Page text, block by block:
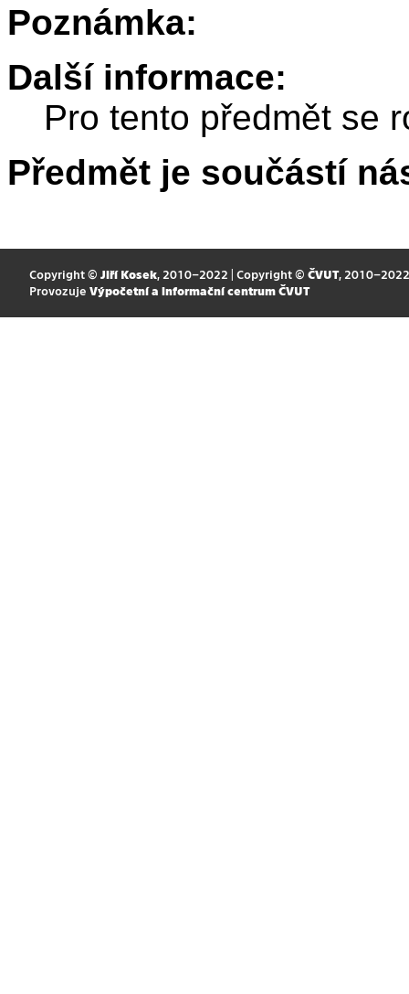
Poznámka:
Další informace:
Pro tento předmět se
Předmět je součástí
Copyright © Jiří Kosek, 2010–2022 | Copyright © ČVUT, 2010–2022
Provozuje Výpočetní a informační centrum ČVUT